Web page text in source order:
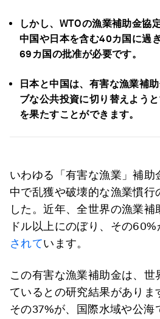
しかし、WTOの漁業補助金協
中国や日本を含む40カ国に過
69カ国の批准が必要です。
日本と中国は、有害な漁業補
ブな公共投資に切り替えよう
を果たすことができます。
いわゆる「有害な漁業」補助
中で乱獲や破壊的な漁業慣行
した。近年、全世界の漁業
ドル以上にのぼり、その60%
されています。
この有害な漁業補助金は、世
ているとの研究結果がありま
その37%が、国際水域や公海